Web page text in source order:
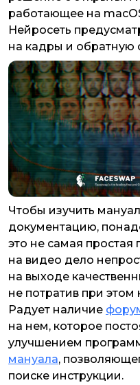
работающее на
Нейросеть
на кадры и обратную
Чтобы изучить
документацию,
это не самая
на видео дело
на выходе
не потратив при этом
Радует наличие
на нем, которое
улучшением
мануала,
поиске инструкции.